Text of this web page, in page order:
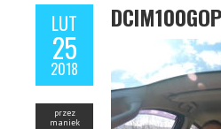
LUT
25
2018
przez
maniek